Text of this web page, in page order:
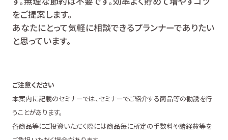
をご提案します。
あなたにとって気軽に相談できるプランナーでありたい
と思っています。
ご注意ください
本案内に記載のセミナーでは、セミナーでご紹介する商品等の勧誘を行
うことがあります。
各商品等にご投資いただく際には商品毎に所定の手数料や諸経費等を